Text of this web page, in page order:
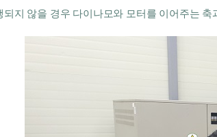
되지 않을 경우 다이나모와 모터를 이어주는